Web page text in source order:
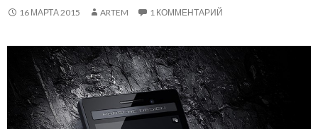
16 МАРТА 2015 ARTEM 1 КОММЕНТАРИЙ